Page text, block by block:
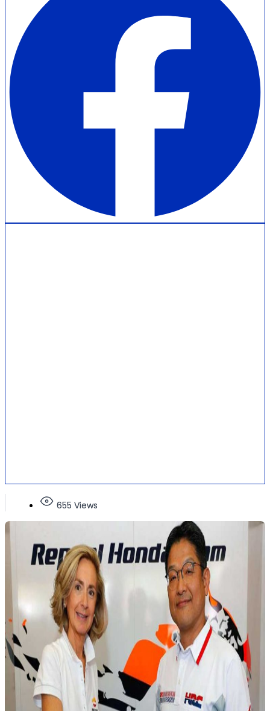
655 Views